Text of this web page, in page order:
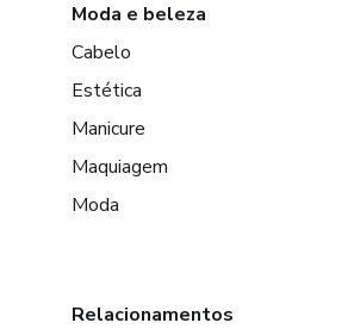
Moda e beleza
Cabelo
Estética
Manicure
Maquiagem
Moda
Relacionamentos